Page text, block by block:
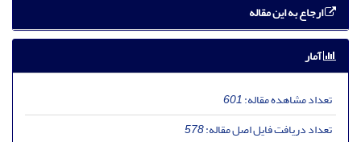
ارجاع به این مقاله
آمار
تعداد مشاهده مقاله:601
تعداد دریافت فایل اصل مقاله:578